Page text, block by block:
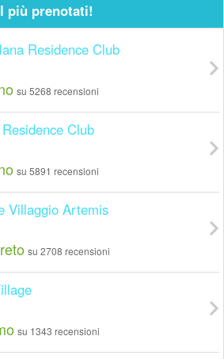
I più prenotati!
Residence Club
su 5268 recensioni
Club
su 5891 recensioni
Villaggio Artemis
su 2708 recensioni
su 1343 recensioni